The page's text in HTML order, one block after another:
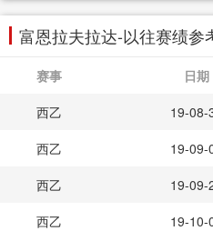
富恩拉夫拉达-以往赛绩参
赛事 日期
西乙
19-08-
西乙
19-09-
西乙
19-09-
西乙
19-10-